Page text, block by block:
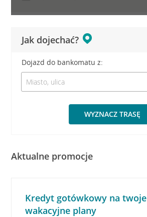
Jak dojechać?
Dojazd do bankomatu z:
WYZNACZ TRASĘ
Aktualne promocje
Kredyt gotówkowy na twoje
wakacyjne plany